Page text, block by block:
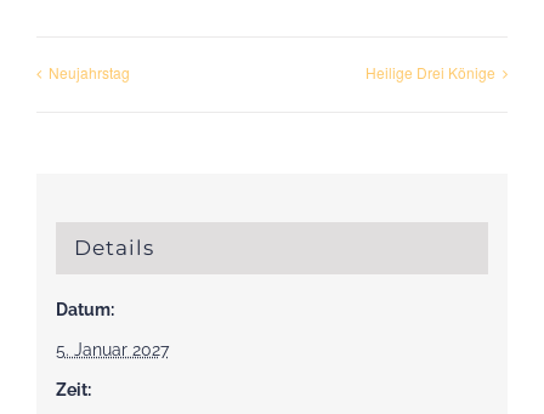
Neujahrstag Heilige Drei Könige
Details
Datum:
5. Januar 2027
Zeit: